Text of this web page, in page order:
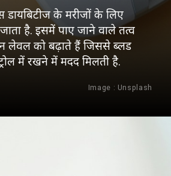
के मरीजों के लिए
जाता है. इसमें पाए जाने वाले तत्व
लेवल को बढ़ाते हैं जिससे ब्लड
में रखने में मदद मिलती है.
Image : Unsplash